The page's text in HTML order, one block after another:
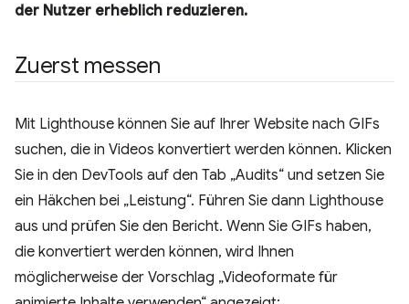
der Nutzer erheblich reduzieren.
Zuerst messen
Mit Lighthouse können Sie auf Ihrer Website nach GIFs
suchen, die in Videos konvertiert werden können. Klicken
Sie in den DevTools auf den Tab „Audits“ und setzen Sie
ein Häkchen bei „Leistung“. Führen Sie dann Lighthouse
aus und prüfen Sie den Bericht. Wenn Sie GIFs haben,
die konvertiert werden können, wird Ihnen
möglicherweise der Vorschlag „Videoformate für